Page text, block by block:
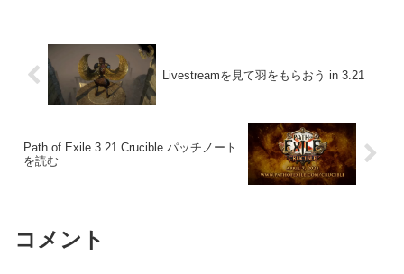
Livestreamを見て羽をもらおう in 3.21
Path of Exile 3.21 Crucible パッチノート
を読む
コメント